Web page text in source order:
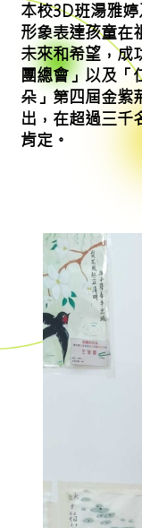
本校3D班湯雅
形象表達孩童在
未來和希望，成
團總會」以及「
朵」第四屆金紫
出，在超過三千
肯定。